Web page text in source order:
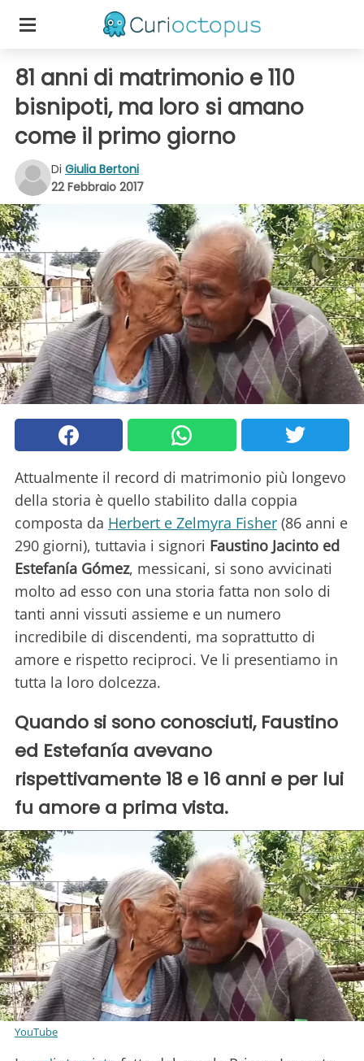
81 anni di matrimonio e 110
bisnipoti, ma loro si amano
come il primo giorno
Di Giulia Bertoni
22 Febbraio 2017
Attualmente il record di matrimonio più longevo
della storia è quello stabilito dalla coppia
composta da Herbert e Zelmyra Fisher (86 anni e
290 giorni), tuttavia i signori Faustino Jacinto ed
Estefanía Gómez, messicani, si sono avvicinati
molto ad esso con una storia fatta non solo di
tanti anni vissuti assieme e un numero
incredibile di discendenti, ma soprattutto di
amore e rispetto reciproci. Ve li presentiamo in
tutta la loro dolcezza.
Quando si sono conosciuti, Faustino
ed Estefanía avevano
rispettivamente 18 e 16 anni e per lui
fu amore a prima vista.
YouTube